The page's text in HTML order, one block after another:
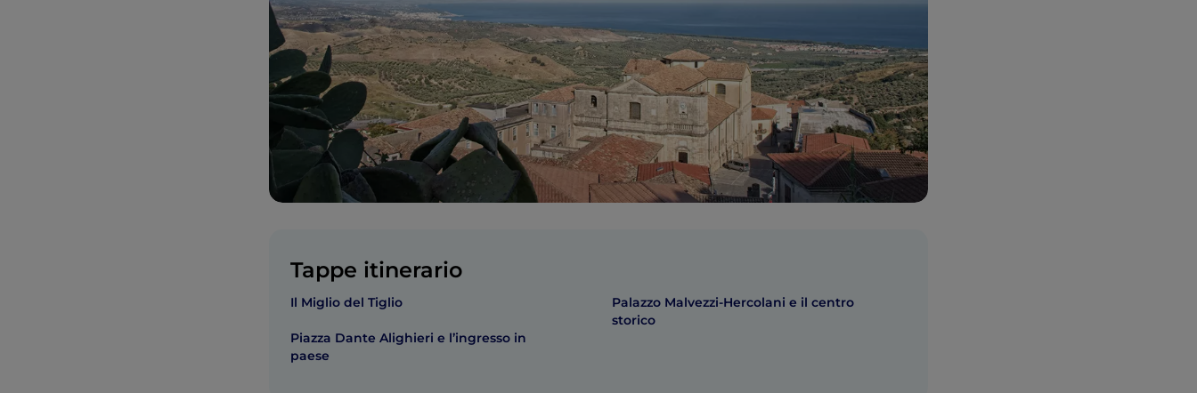
Tappe itinerario
Il Miglio del Tiglio
Piazza Dante Alighieri e l’ingresso in
paese
Palazzo Malvezzi-Hercolani e il centro
storico